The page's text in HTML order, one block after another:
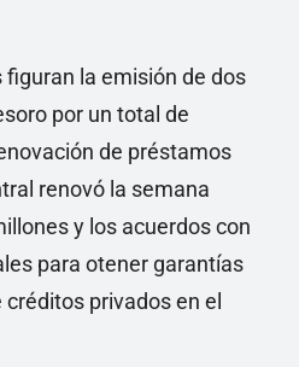
la emisión de dos
por un total de
de préstamos
renovó la semana
y los acuerdos con
para otener garantías
privados en el